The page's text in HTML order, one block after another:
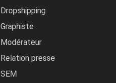
Dropshipping
Graphiste
Modérateur
Relation presse
SEM